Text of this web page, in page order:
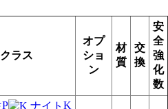
クラス
オプ
ショ
ン
材
質
交
換
安
全
強
化
数
P
K